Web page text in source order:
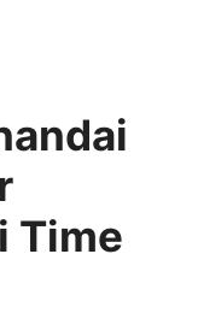
Time